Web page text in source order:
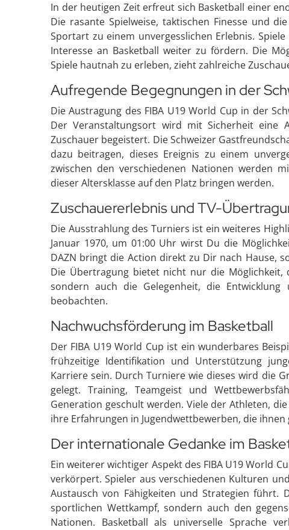
In der heutigen Zeit erfreut sich Basketball einer
Die rasante Spielweise, taktischen Finesse und
Sportart zu einem unvergesslichen Erlebnis.
Interesse an Basketball weiter zu fördern. Die
Spiele hautnah zu erleben, zieht zahlreiche
Aufregende Begegnungen in der
Die Austragung des FIBA U19 World Cup in der
Der Veranstaltungsort wird mit Sicherheit eine
Zuschauer begeistert. Die Schweizer
dazu beitragen, dieses Ereignis zu einem
zwischen den verschiedenen Nationen werden
dieser Altersklasse auf den Platz bringen werden.
Zuschauererlebnis und TV-
Die Ausstrahlung des Turniers ist ein weiteres
Januar 1970, um 01:00 Uhr wirst Du die
DAZN bringt die Action direkt zu Dir nach Hause,
Die Übertragung bietet nicht nur die Möglichkeit,
sondern auch die Gelegenheit, die
beobachten.
Nachwuchsförderung im Basketball
Der FIBA U19 World Cup ist ein wunderbares
frühzeitige Identifikation und Unterstützung
Karriere sein. Durch Turniere wie dieses wird die
gelegt. Training, Teamgeist und
Generation geschult werden. Viele der Athleten,
ihre Erfahrungen in Jugendwettbewerben, die
Der internationale Gedanke im
Ein weiterer wichtiger Aspekt des FIBA U19 World
verkörpert. Spieler aus verschiedenen Kulturen
Austausch von Fähigkeiten und Strategien
sportlichen Wettkampf, sondern auch den
Nationen. Basketball als universelle Sprache